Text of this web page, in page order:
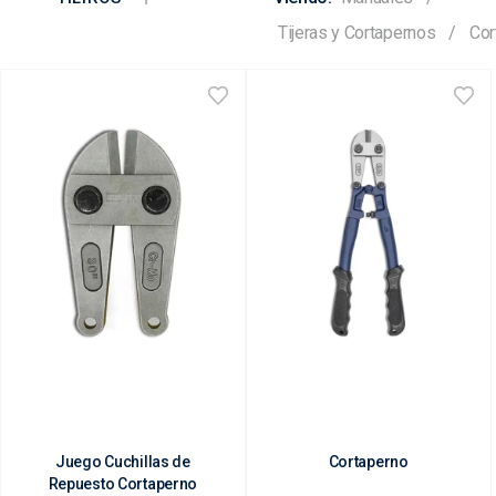
Tijeras y Cortapernos
Juego Cuchillas de
Repuesto Cortaperno
Cortaperno